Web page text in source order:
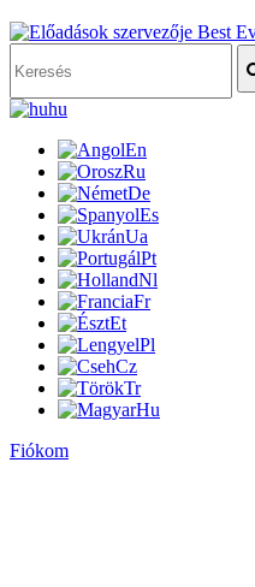
hu
En
Ru
De
Es
Ua
Pt
Nl
Fr
Et
Pl
Cz
Tr
Hu
Fiókom